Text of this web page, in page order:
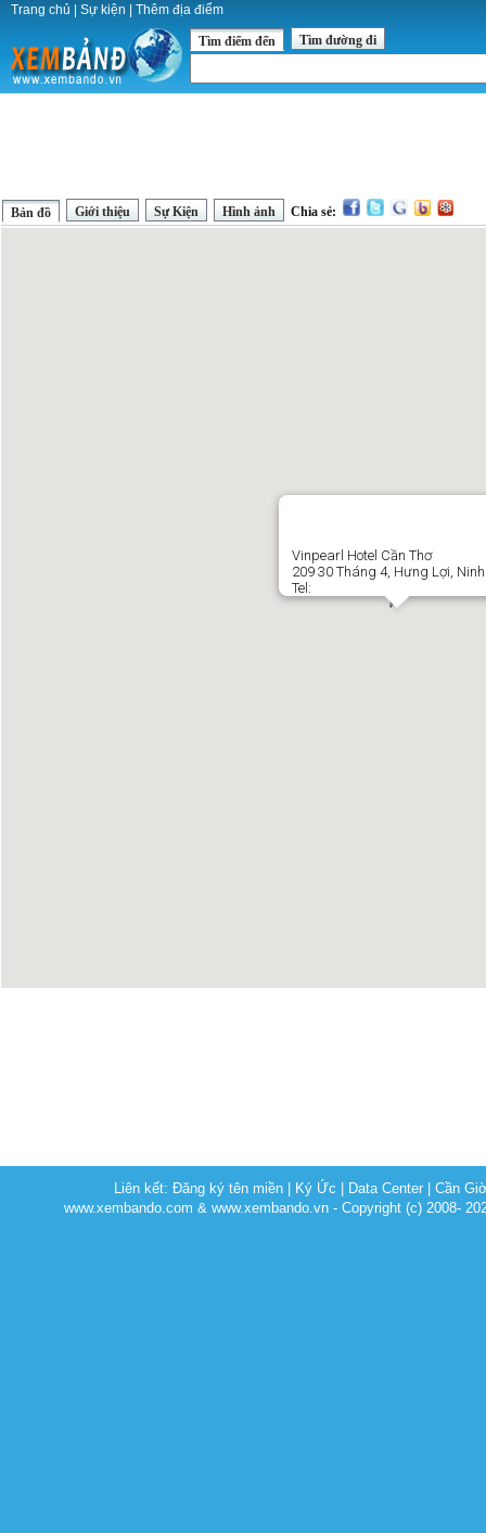
Trang chủ Sự kiện Thêm địa điểm
Tìm điểm đến Tìm đường đi
Bản đồ Giới thiệu Sự Kiện Hình ảnh Chia sẻ:
Vinpearl Hotel Cần Thơ
209 30 Tháng 4, Hưng Lợi,
Tel:
Liên kết:Đăng ký tên miền Ký Ức Data Center |Cần
www.xembando.com & www.xembando.vn - Copyright (c) 2008-